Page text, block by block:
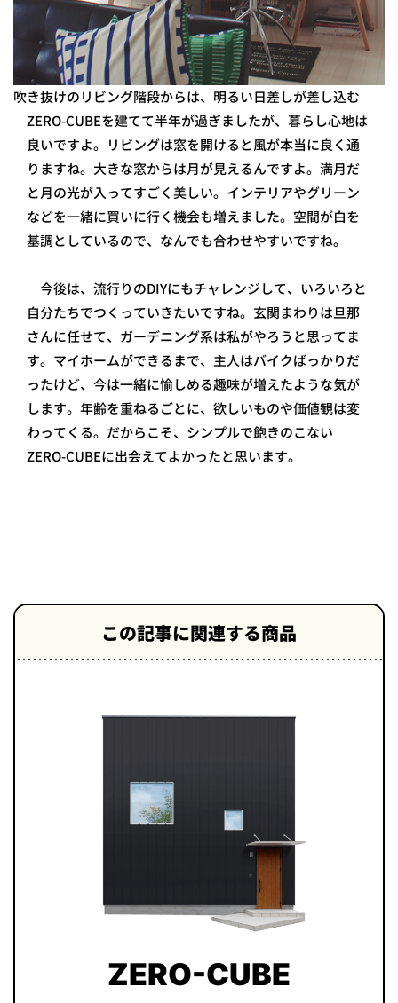
吹き抜けのリビング階段からは、明るい日差しが差し込む
ZERO-CUBEを建てて半年が過ぎましたが、暮らし心地は
良いですよ。リビングは窓を開けると風が本当に良く通
りますね。大きな窓からは月が見えるんですよ。満月だ
と月の光が入ってすごく美しい。インテリアやグリーン
などを一緒に買いに行く機会も増えました。空間が白を
基調としているので、なんでも合わせやすいですね。
今後は、流行りのDIYにもチャレンジして、いろいろと
自分たちでつくっていきたいですね。玄関まわりは旦那
さんに任せて、ガーデニング系は私がやろうと思ってま
す。マイホームができるまで、主人はバイクばっかりだ
ったけど、今は一緒に愉しめる趣味が増えたような気が
します。年齢を重ねるごとに、欲しいものや価値観は変
わってくる。だからこそ、シンプルで飽きのこない
ZERO-CUBEに出会えてよかったと思います。
この記事に関連する商品
ZERO-CUBE